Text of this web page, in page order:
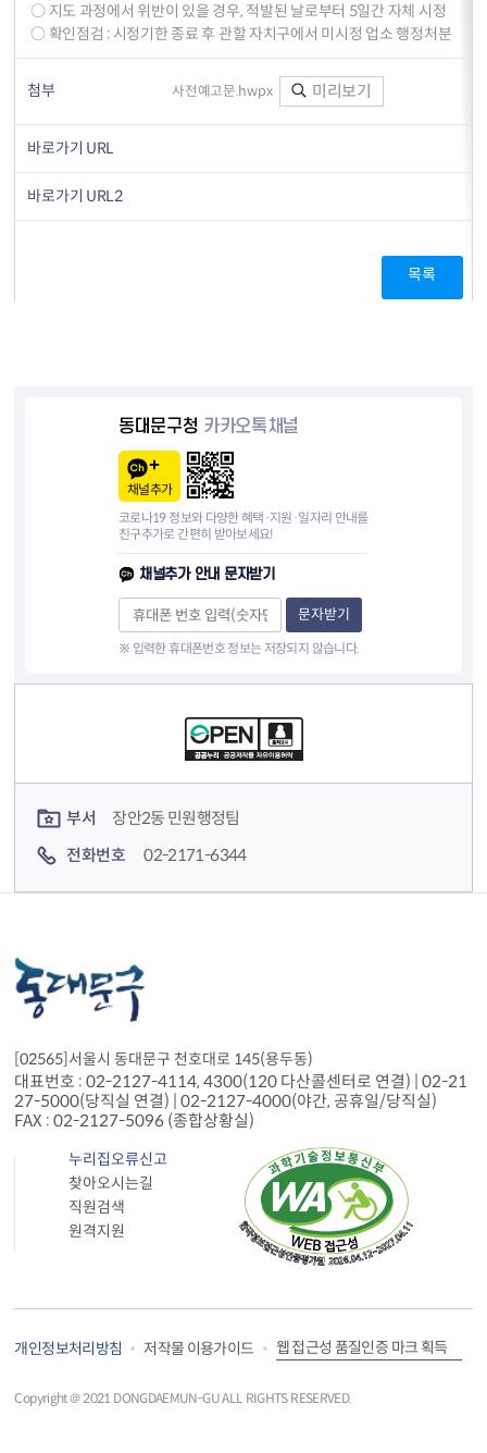
○ 지도 과정에서 위반이 있을 경우, 적발된 날로부터 5일간 자체 시정
○ 확인점검 : 시정기한 종료 후 관할 자치구에서 미시정 업소 행정처분
첨부 사전예고문.hwpx 미리보기
바로가기 URL
바로가기 URL2
목록
동대문구청 카카오톡채널
채널추가
코로나19 정보와 다양한 혜택·지원·일자리 안내를
친구추가로 간편히 받아보세요!
채널추가 안내 문자받기
문자받기
※ 입력한 휴대폰번호 정보는 저장되지 않습니다.
부서
장안2동 민원행정팀
전화번호
02-2171-6344
[02565]서울시 동대문구 천호대로 145(용두동)
대표번호 : 02-2127-4114, 4300(120 다산콜센터로 연결) | 02-21
27-5000(당직실 연결) | 02-2127-4000(야간, 공휴일/당직실)
FAX : 02-2127-5096 (종합상황실)
누리집오류신고
찾아오시는길
직원검색
원격지원
개인정보처리방침 저작물 이용가이드 웹 접근성 품질인증 마크 획득
Copyright＠ 2021 DONGDAEMUN-GU ALL RIGHTS RESERVED.